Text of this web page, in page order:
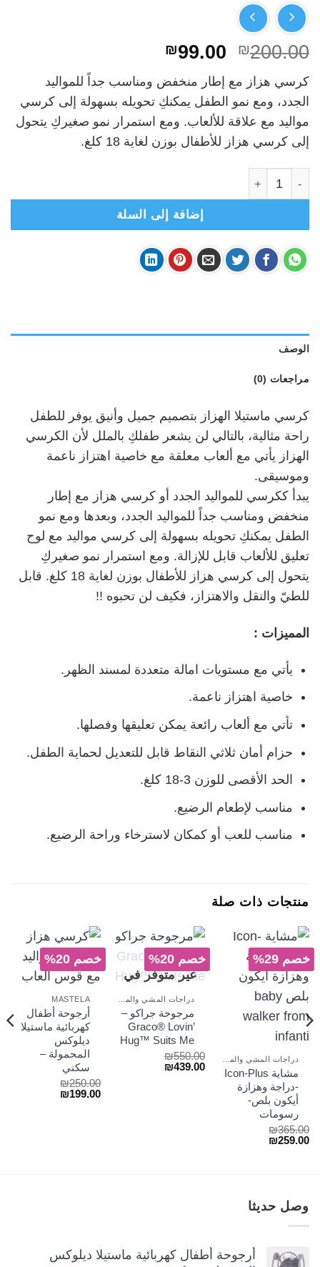
₪200.00
السعر
الأصلي
هو:
₪200.00.
₪99.00 السعر
الحالي
هو:
₪99.00.
كرسي هزاز مع إطار منخفض ومناسب جداً للمواليد
الجدد، ومع نمو الطفل يمكنكِ تحويله بسهولة إلى كرسي
مواليد مع علاقة للألعاب. ومع استمرار نمو صغيركِ يتحول
إلى كرسي هزاز للأطفال بوزن لغاية 18 كلغ.
إضافة إلى السلة
الوصف
مراجعات (0)
كرسي ماستيلا الهزاز بتصميم جميل وأنيق يوفر للطفل
راحة مثالية، بالتالي لن يشعر طفلكِ بالملل لأن الكرسي
الهزاز يأتي مع ألعاب معلقة مع خاصية اهتزاز ناعمة
وموسيقى.
يبدأ ككرسي للمواليد الجدد أو كرسي هزاز مع إطار
منخفض ومناسب جداً للمواليد الجدد، وبعدها ومع نمو
الطفل يمكنكِ تحويله بسهولة إلى كرسي مواليد مع لوح
تعليق للألعاب قابل للإزالة. ومع استمرار نمو صغيركِ
يتحول إلى كرسي هزاز للأطفال بوزن لغاية 18 كلغ. قابل
للطيّ والنقل والاهتزاز، فكيف لن تحبوه !!
المميزات :
يأتي مع مستويات امالة متعددة لمسند الظهر.
خاصية اهتزاز ناعمة.
تأتي مع ألعاب رائعة يمكن تعليقها وفصلها.
حزام أمان ثلاثي النقاط قابل للتعديل لحماية الطفل.
الحد الأقصى للوزن 3-18 كلغ.
مناسب لإطعام الرضيع.
مناسب للعب أو كمكان لاسترخاء وراحة الرضيع.
منتجات ذات صلة
خصم 29%
مشاية Icon-Plus
-دراجة وهزازة
أيكون بلص-
رسومات
₪365.00
السعر ₪259.00
السعر
خصم 20%
غير متوفر في
المخزون
مرجوحة جراكو –
Graco® Lovin’
Hug™ Suits Me
₪550.00
السعر ₪439.00
السعر
خصم 20%
MASTELA
أرجوحة أطفال
كهربائية ماستيلا
ديلوكس
المحمولة –
سكني
₪250.00
السعر ₪199.00
السعر
وصل حديثا
أرجوحة أطفال كهربائية ماستيلا ديلوكس